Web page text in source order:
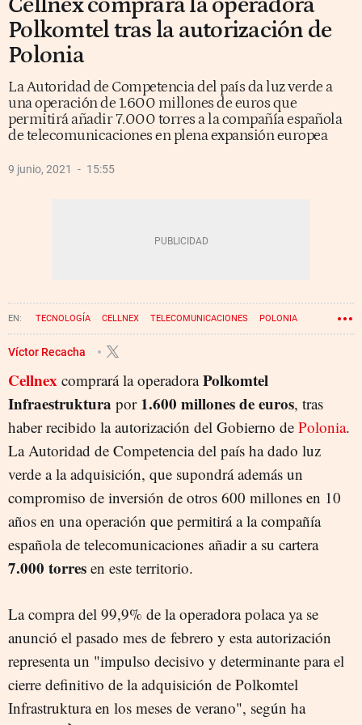
Polkomtel tras la autorización de
Polonia
La Autoridad de Competencia del país da luz verde a
una operación de 1.600 millones de euros que
permitirá añadir 7.000 torres a la compañía española
de telecomunicaciones en plena expansión europea
9 junio, 2021 15:55
TECNOLOGÍA CELLNEX TELECOMUNICACIONES POLONIA
Víctor Recacha
Cellnex comprará la operadoraPolkomtel
Infraestruktura por 1.600 millones de euros, tras
haber recibido la autorización del Gobierno de Polonia.
La Autoridad de Competencia del país ha dado luz
verde a la adquisición, que supondrá además un
compromiso de inversión de otros 600 millones en 10
años en una operación que permitirá a la compañía
española de telecomunicaciones añadir a su cartera
7.000 torres en este territorio.
La compra del 99,9% de la operadora polaca ya se
anunció el pasado mes de febrero y esta autorización
representa un "impulso decisivo y determinante para el
cierre definitivo de la adquisición de Polkomtel
Infrastruktura en los meses de verano", según ha